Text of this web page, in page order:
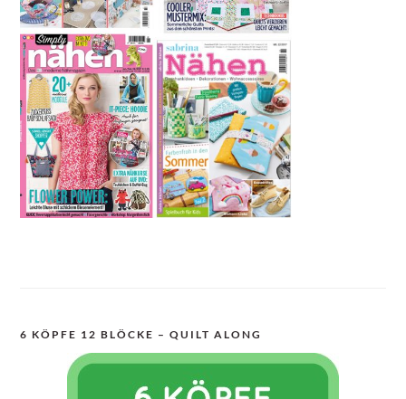
6 KÖPFE 12 BLÖCKE – QUILT ALONG